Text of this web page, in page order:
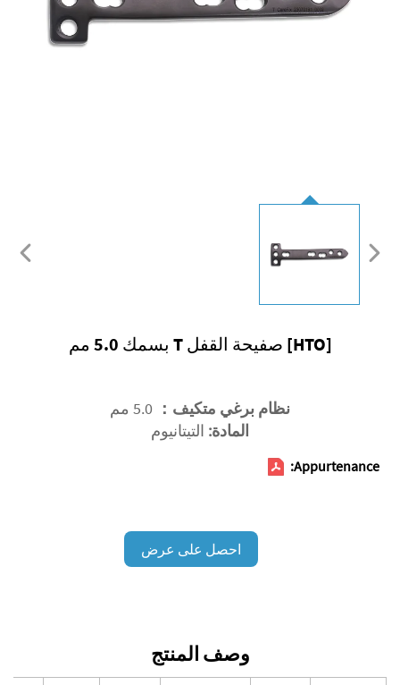
[HTO] صفيحة القفل T بسمك 5.0 مم
نظام برغي متكيف： 5.0 مم
المادة: التيتانيوم
Appurtenance:
احصل على عرض
وصف المنتج